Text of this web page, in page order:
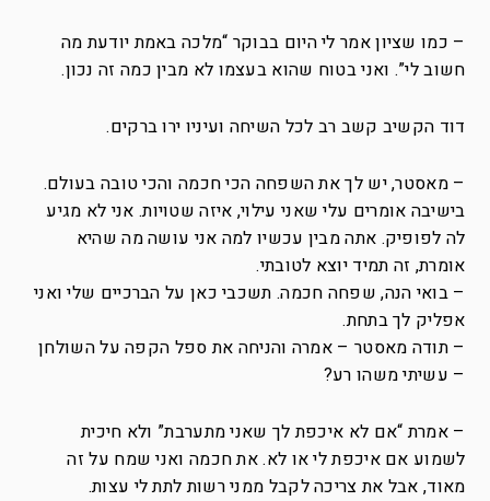
– כמו שציון אמר לי היום בבוקר “מלכה באמת יודעת מה
חשוב לי”. ואני בטוח שהוא בעצמו לא מבין כמה זה נכון.
דוד הקשיב קשב רב לכל השיחה ועיניו ירו ברקים.
– מאסטר, יש לך את השפחה הכי חכמה והכי טובה בעולם.
בישיבה אומרים עלי שאני עילוי, איזה שטויות. אני לא מגיע
לה לפופיק. אתה מבין עכשיו למה אני עושה מה שהיא
אומרת, זה תמיד יוצא לטובתי.
– בואי הנה, שפחה חכמה. תשכבי כאן על הברכיים שלי ואני
אפליק לך בתחת.
– תודה מאסטר – אמרה והניחה את ספל הקפה על השולחן
– עשיתי משהו רע?
– אמרת “אם לא איכפת לך שאני מתערבת” ולא חיכית
לשמוע אם איכפת לי או לא. את חכמה ואני שמח על זה
מאוד, אבל את צריכה לקבל ממני רשות לתת לי עצות.